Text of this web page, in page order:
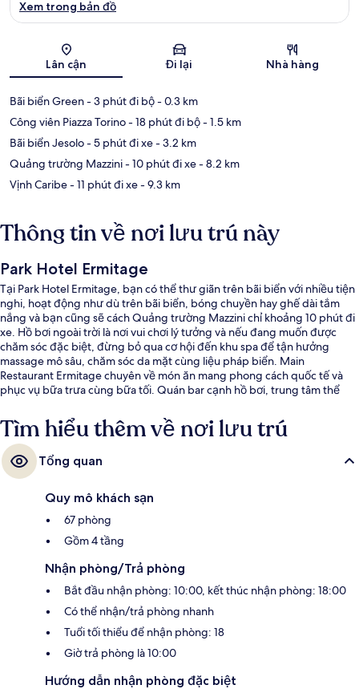
Bản đồ
Xem trong bản đồ
Lân cận Đi lại Nhà hàng
Bãi biển Green- 3 phút đi bộ- 0.3 km
Công viên Piazza Torino- 18 phút đi bộ- 1.5 km
Bãi biển Jesolo- 5 phút đi xe- 3.2 km
Quảng trường Mazzini- 10 phút đi xe- 8.2 km
Vịnh Caribe- 11 phút đi xe- 9.3 km
Thông tin về nơi lưu trú này
Park Hotel Ermitage
Tại Park Hotel Ermitage, bạn có thể thư giãn trên bãi biển với nhiều tiện
nghi, hoạt động như dù trên bãi biển, bóng chuyền hay ghế dài tắm
nắng và bạn cũng sẽ cách Quảng trường Mazzini chỉ khoảng 10 phút đi
xe. Hồ bơi ngoài trời là nơi vui chơi lý tưởng và nếu đang muốn được
chăm sóc đặc biệt, đừng bỏ qua cơ hội đến khu spa để tận hưởng
massage mô sâu, chăm sóc da mặt cùng liệu pháp biển. Main
Restaurant Ermitage chuyên về món ăn mang phong cách quốc tế và
phục vụ bữa trưa cùng bữa tối. Quán bar cạnh hồ bơi, trung tâm thể
Tìm hiểu thêm về nơi lưu trú
Tổng quan
Quy mô khách sạn
67 phòng
Gồm 4 tầng
Nhận phòng/Trả phòng
Bắt đầu nhận phòng: 10:00, kết thúc nhận phòng: 18:00
Có thể nhận/trả phòng nhanh
Tuổi tối thiểu để nhận phòng: 18
Giờ trả phòng là 10:00
Hướng dẫn nhận phòng đặc biệt